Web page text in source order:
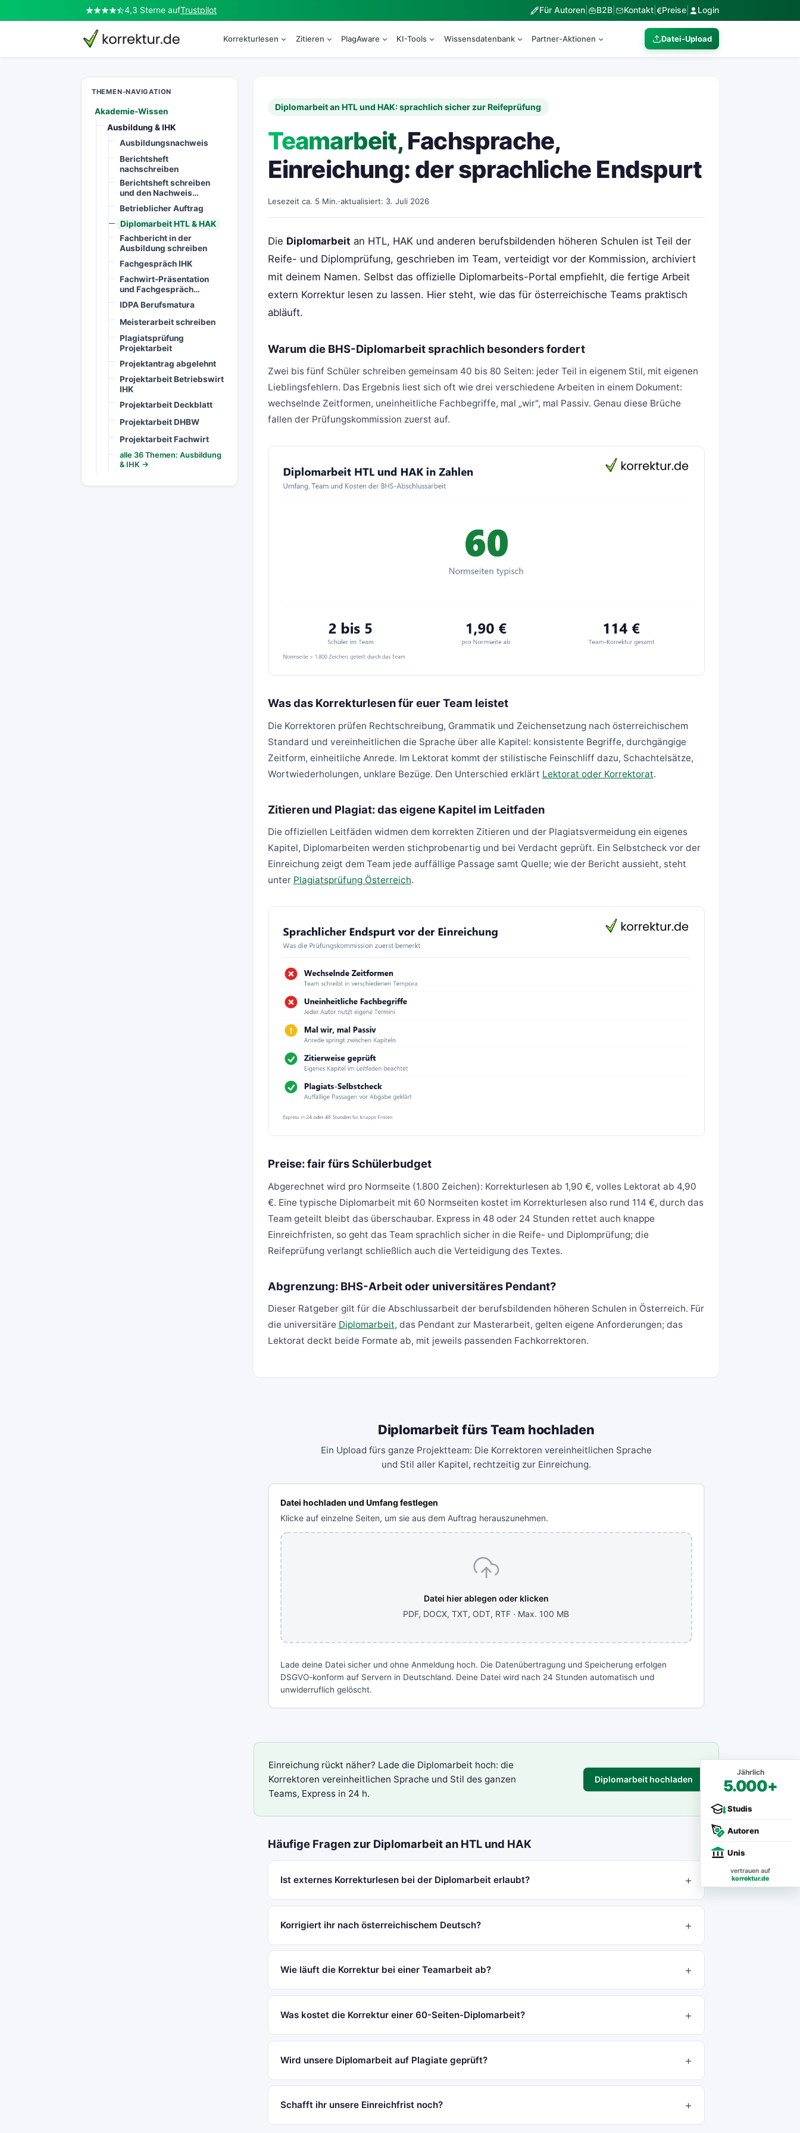
4,3 Sterne aufTrustpilot Für Autoren B2B Kontakt €Preise Login
korrektur.de
Korrekturlesen Zitieren PlagAware KI-Tools Wissensdatenbank Partner-Aktionen Datei-Upload
THEMEN-NAVIGATION
Akademie-Wissen
Ausbildung & IHK
Ausbildungsnachweis
Berichtsheft
nachschreiben
Berichtsheft schreiben
und den Nachweis…
Betrieblicher Auftrag
Diplomarbeit HTL & HAK
Fachbericht in der
Ausbildung schreiben
Fachgespräch IHK
Fachwirt-Präsentation
und Fachgespräch…
IDPA Berufsmatura
Meisterarbeit schreiben
Plagiatsprüfung
Projektarbeit
Projektantrag abgelehnt
Projektarbeit Betriebswirt
IHK
Projektarbeit Deckblatt
Projektarbeit DHBW
Projektarbeit Fachwirt
alle 36 Themen: Ausbildung
& IHK →
Diplomarbeit an HTL und HAK: sprachlich sicher zur Reifeprüfung
Teamarbeit,Fachsprache,
Einreichung: der sprachliche Endspurt
Lesezeit ca. 5 Min.·aktualisiert: 3. Juli 2026
Die Diplomarbeit an HTL, HAK und anderen berufsbildenden höheren Schulen ist Teil der
Reife- und Diplomprüfung, geschrieben im Team, verteidigt vor der Kommission, archiviert
mit deinem Namen. Selbst das offizielle Diplomarbeits-Portal empfiehlt, die fertige Arbeit
extern Korrektur lesen zu lassen. Hier steht, wie das für österreichische Teams praktisch
abläuft.
Warum die BHS-Diplomarbeit sprachlich besonders fordert
Zwei bis fünf Schüler schreiben gemeinsam 40 bis 80 Seiten: jeder Teil in eigenem Stil, mit eigenen
Lieblingsfehlern. Das Ergebnis liest sich oft wie drei verschiedene Arbeiten in einem Dokument:
wechselnde Zeitformen, uneinheitliche Fachbegriffe, mal „wir", mal Passiv. Genau diese Brüche
fallen der Prüfungskommission zuerst auf.
Was das Korrekturlesen für euer Team leistet
Die Korrektoren prüfen Rechtschreibung, Grammatik und Zeichensetzung nach österreichischem
Standard und vereinheitlichen die Sprache über alle Kapitel: konsistente Begriffe, durchgängige
Zeitform, einheitliche Anrede. Im Lektorat kommt der stilistische Feinschliff dazu, Schachtelsätze,
Wortwiederholungen, unklare Bezüge. Den Unterschied erklärt Lektorat oder Korrektorat.
Zitieren und Plagiat: das eigene Kapitel im Leitfaden
Die offiziellen Leitfäden widmen dem korrekten Zitieren und der Plagiatsvermeidung ein eigenes
Kapitel, Diplomarbeiten werden stichprobenartig und bei Verdacht geprüft. Ein Selbstcheck vor der
Einreichung zeigt dem Team jede auffällige Passage samt Quelle; wie der Bericht aussieht, steht
unter Plagiatsprüfung Österreich.
Preise: fair fürs Schülerbudget
Abgerechnet wird pro Normseite (1.800 Zeichen): Korrekturlesen ab 1,90 €, volles Lektorat ab 4,90
€. Eine typische Diplomarbeit mit 60 Normseiten kostet im Korrekturlesen also rund 114 €, durch das
Team geteilt bleibt das überschaubar. Express in 48 oder 24 Stunden rettet auch knappe
Einreichfristen, so geht das Team sprachlich sicher in die Reife- und Diplomprüfung; die
Reifeprüfung verlangt schließlich auch die Verteidigung des Textes.
Abgrenzung: BHS-Arbeit oder universitäres Pendant?
Dieser Ratgeber gilt für die Abschlussarbeit der berufsbildenden höheren Schulen in Österreich. Für
die universitäre Diplomarbeit, das Pendant zur Masterarbeit, gelten eigene Anforderungen; das
Lektorat deckt beide Formate ab, mit jeweils passenden Fachkorrektoren.
Diplomarbeit fürs Team hochladen
Ein Upload fürs ganze Projektteam: Die Korrektoren vereinheitlichen Sprache
und Stil aller Kapitel, rechtzeitig zur Einreichung.
Datei hochladen und Umfang festlegen
Klicke auf einzelne Seiten, um sie aus dem Auftrag herauszunehmen.
Datei hier ablegen oder klicken
PDF, DOCX, TXT, ODT, RTF · Max. 100 MB
Lade deine Datei sicher und ohne Anmeldung hoch. Die Datenübertragung und Speicherung erfolgen
DSGVO-konform auf Servern in Deutschland. Deine Datei wird nach 24 Stunden automatisch und
unwiderruflich gelöscht.
Einreichung rückt näher? Lade die Diplomarbeit hoch: die
Korrektoren vereinheitlichen Sprache und Stil des ganzen
Teams, Express in 24 h.
Diplomarbeit hochladen
Häufige Fragen zur Diplomarbeit an HTL und HAK
Ist externes Korrekturlesen bei der Diplomarbeit erlaubt?
Korrigiert ihr nach österreichischem Deutsch?
Wie läuft die Korrektur bei einer Teamarbeit ab?
Was kostet die Korrektur einer 60-Seiten-Diplomarbeit?
Wird unsere Diplomarbeit auf Plagiate geprüft?
Schafft ihr unsere Einreichfrist noch?
Jährlich
5.000+
Studis
Autoren
Unis
vertrauen auf
korrektur.de